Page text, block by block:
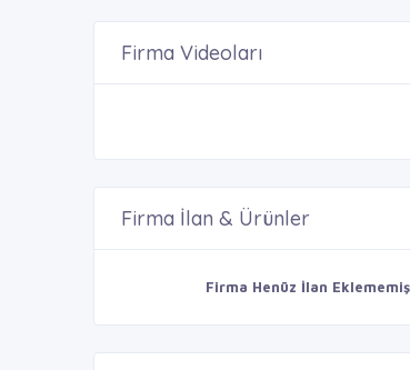
Firma Videoları
Firma İlan & Ürünler
Firma Henüz İlan